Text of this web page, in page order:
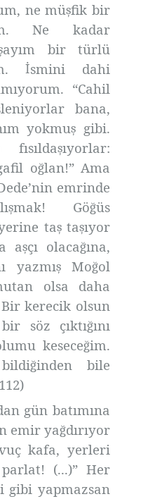
ne müşfik bir
Ne kadar
ayım bir türlü
İsmini dahi
“Cahil
bana,
yokmuş gibi.
şıyorlar:
oğlan!” Ama
emrinde
şmak! Göğüs
taştaşıyor
aşçı olacağına,
yazmışMoğol
olsa daha
kerecik olsun
söz çıktığını
keseceğim.
ğinden bile
gün batımına
emir yağdırıyor
kafa, yerleri
(...)” Her
i gibi yapmazsan